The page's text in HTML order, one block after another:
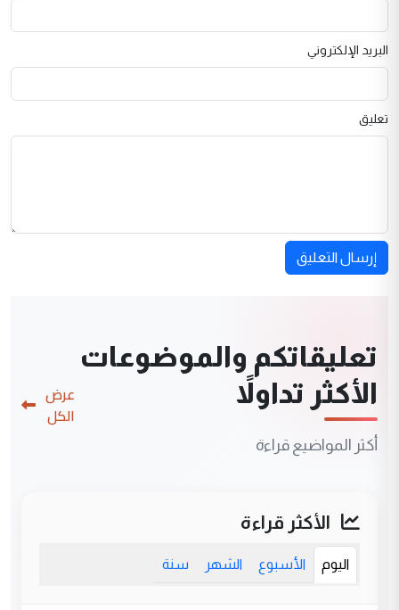
البريد الإلكتروني
تعليق
إرسال التعليق
تعليقاتكم والموضوعات
الأكثر تداولاً
أكثر المواضيع قراءة
عرض
الكل
الأكثر قراءة
اليوم الأسبوع الشهر سنة